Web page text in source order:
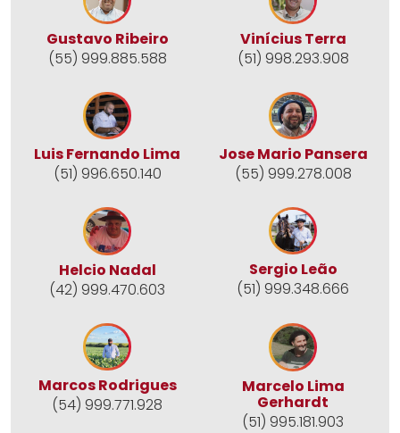
Gustavo Ribeiro
(55) 999.885.588
Vinícius Terra
(51) 998.293.908
Luis Fernando Lima
(51) 996.650.140
Jose Mario Pansera
(55) 999.278.008
Helcio Nadal
(42) 999.470.603
Sergio Leão
(51) 999.348.666
Marcos Rodrigues
(54) 999.771.928
Marcelo Lima
Gerhardt
(51) 995.181.903